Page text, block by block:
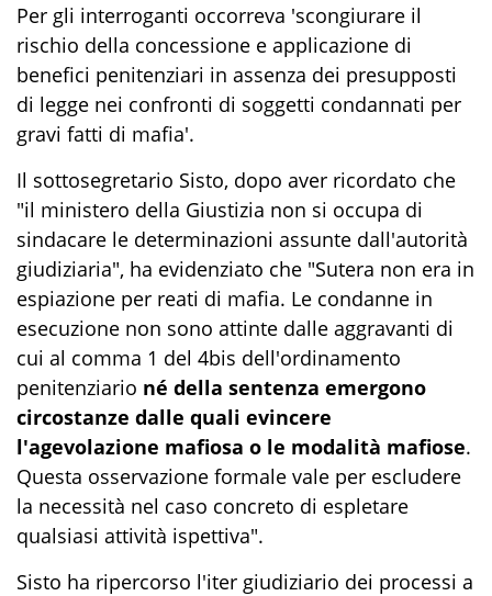
Per gli interroganti occorreva 'scongiurare il
rischio della concessione e applicazione di
benefici penitenziari in assenza dei presupposti
di legge nei confronti di soggetti condannati per
gravi fatti di mafia'.
Il sottosegretario Sisto, dopo aver ricordato che
"il ministero della Giustizia non si occupa di
sindacare le determinazioni assunte dall'autorità
giudiziaria", ha evidenziato che "Sutera non era in
espiazione per reati di mafia. Le condanne in
esecuzione non sono attinte dalle aggravanti di
cui al comma 1 del 4bis dell'ordinamento
penitenziario né della sentenza emergono
circostanze dalle quali evincere
l'agevolazione mafiosa o le modalità mafiose.
Questa osservazione formale vale per escludere
la necessità nel caso concreto di espletare
qualsiasi attività ispettiva".
Sisto ha ripercorso l'iter giudiziario dei processi a